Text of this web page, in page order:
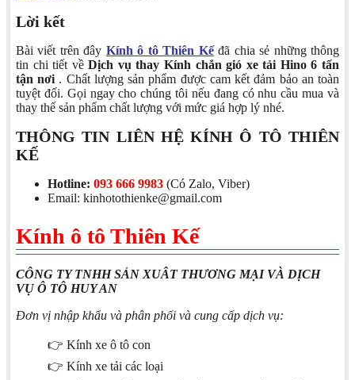
Lời kết
Bài viết trên đây Kính ô tô Thiên Kếđã chia sẻ những thông
tin chi tiết vềDịch vụ thay Kính chắn gió xe tải Hino 6 tấn
tận nơi . Chất lượng sản phẩm được cam kết đảm bảo an toàn
tuyệt đối. Gọi ngay cho chúng tôi nếu đang có nhu cầu mua và
thay thế sản phẩm chất lượng với mức giá hợp lý nhé.
THÔNG TIN LIÊN HỆ KÍNH Ô TÔ THIÊN
KẾ
Hotline: 093 666 9983 (Có Zalo, Viber)
Email: kinhotothienke@gmail.com
Kính ô tô Thiên Kế
CÔNG TY TNHH SẢN XUÂT THƯƠNG MẠI VÀ DỊCH
VỤ Ô TÔ HUY AN
Đơn vị nhập khẩu và phân phối và cung cấp dịch vụ:
👉 Kính xe ô tô con
👉 Kính xe tải các loại